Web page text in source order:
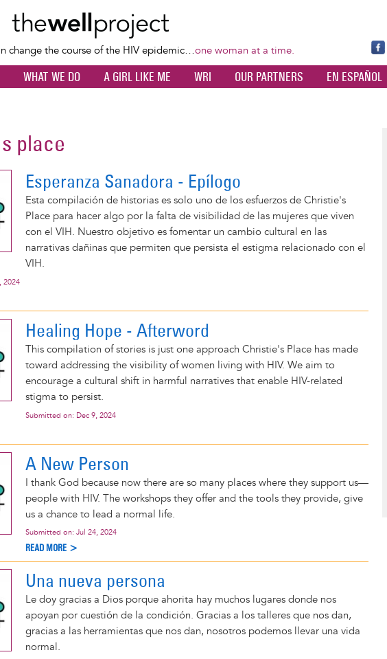
content
change the course of the HIV epidemic…one woman at a time.
Fa
ce
bo
WHAT WE DO A GIRL LIKE ME WRI OUR PARTNERS EN ESPAÑOL
place
Esperanza Sanadora - Epílogo
Esta compilación de historias es solo uno de los esfuerzos de Christie's
Place para hacer algo por la falta de visibilidad de las mujeres que viven
con el VIH. Nuestro objetivo es fomentar un cambio cultural en las
narrativas dañinas que permiten que persista el estigma relacionado con el
VIH.
2024
Healing Hope - Afterword
This compilation of stories is just one approach Christie's Place has made
toward addressing the visibility of women living with HIV. We aim to
encourage a cultural shift in harmful narratives that enable HIV-related
stigma to persist.
Submitted on: Dec 9, 2024
A New Person
I thank God because now there are so many places where they support us—
people with HIV. The workshops they offer and the tools they provide, give
us a chance to lead a normal life.
Submitted on: Jul 24, 2024
READ MORE >
Una nueva persona
Le doy gracias a Dios porque ahorita hay muchos lugares donde nos
apoyan por cuestión de la condición. Gracias a los talleres que nos dan,
gracias a las herramientas que nos dan, nosotros podemos llevar una vida
normal.